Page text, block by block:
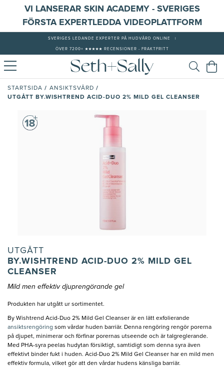
VI LANSERAR SKIN ACADEMY - SVERIGES
FÖRSTA EXPERTLEDDA VIDEOPLATTFORM
SVERIGES LEDANDE EXPERTER PÅ HUDVÅRD ONLINE
ÖVER 7200+ ★★★★★ RECENSIONER - FRAKTFRITT
STARTSIDA / ANSIKTSVÅRD /
UTGÅTT BY.WISHTREND ACID-DUO 2% MILD GEL CLEANSER
UTGÅTT
BY.WISHTREND ACID-DUO 2% MILD GEL
CLEANSER
Mild men effektiv djuprengörande gel
Produkten har utgått ur sortimentet.
By Wishtrend Acid-Duo 2% Mild Gel Cleanser är en lätt exfolierande
ansiktsrengöring som vårdar huden barriär. Denna rengöring rengör porerna
på djupet, minimerar och förfinar porernas utseende och är talgreglerande.
Med PHA-syra peelas hudytan försiktigt, samtidigt som denna syra även
effektivt binder fukt i huden. Acid-Duo 2% Mild Gel Cleanser har en mild men
effektiv formula, vilket gör att den vårdar hudens känsliga barriär.